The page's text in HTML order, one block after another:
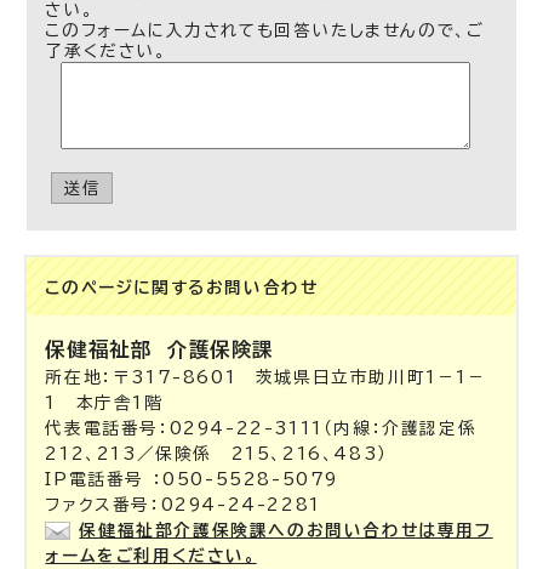
さい。
このフォームに入力されても回答いたしませんので、ご
了承ください。
送信
このページに関する お問い合わせ
保健福祉部介護保険課
所在地：〒317-8601 茨城県日立市助川町1－1－
1 本庁舎1階
代表電話番号：0294-22-3111（内線：介護認定係
212、213／保険係 215、216、483）
IP電話番号 ：050-5528-5079
ファクス番号：0294-24-2281
保健福祉部介護保険課へのお問い合わせは専用フ
ォームをご利用ください。